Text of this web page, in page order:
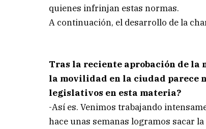
quienes infrinjan estas normas.
A continuación, el desarrollo de la
Tras la reciente aprobación de la
la movilidad en la ciudad parece
legislativos en esta materia?
-Así es. Venimos trabajando
hace unas semanas logramos sacar